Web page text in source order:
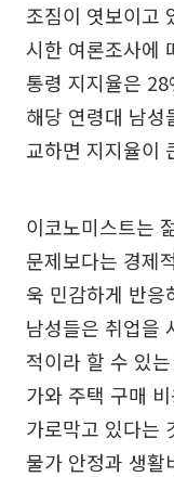
조짐이 엿보이고
시한 여론조사에
통령 지지율은
해당 연령대 남
교하면 지지율이
이코노미스트는
문제보다는 경제
욱 민감하게 반응
남성들은 취업을
적이라 할 수 있
가와 주택 구매
가로막고 있다는
물가 안정과 생활